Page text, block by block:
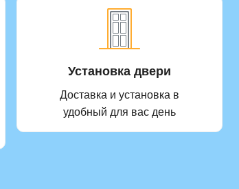
Установка двери
Доставка и установка в
удобный для вас день